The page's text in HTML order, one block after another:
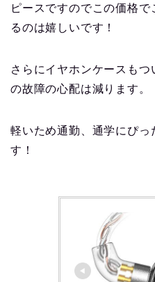
ピースですのでこの価格
るのは嬉しいです！
さらにイヤホンケースも
の故障の心配は減ります。
軽いため通勤、通学にぴ
す！